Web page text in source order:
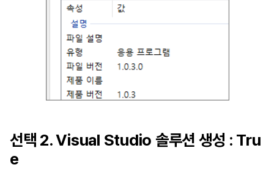
선택 2. Visual Studio 솔루션 생성 : Tru
e